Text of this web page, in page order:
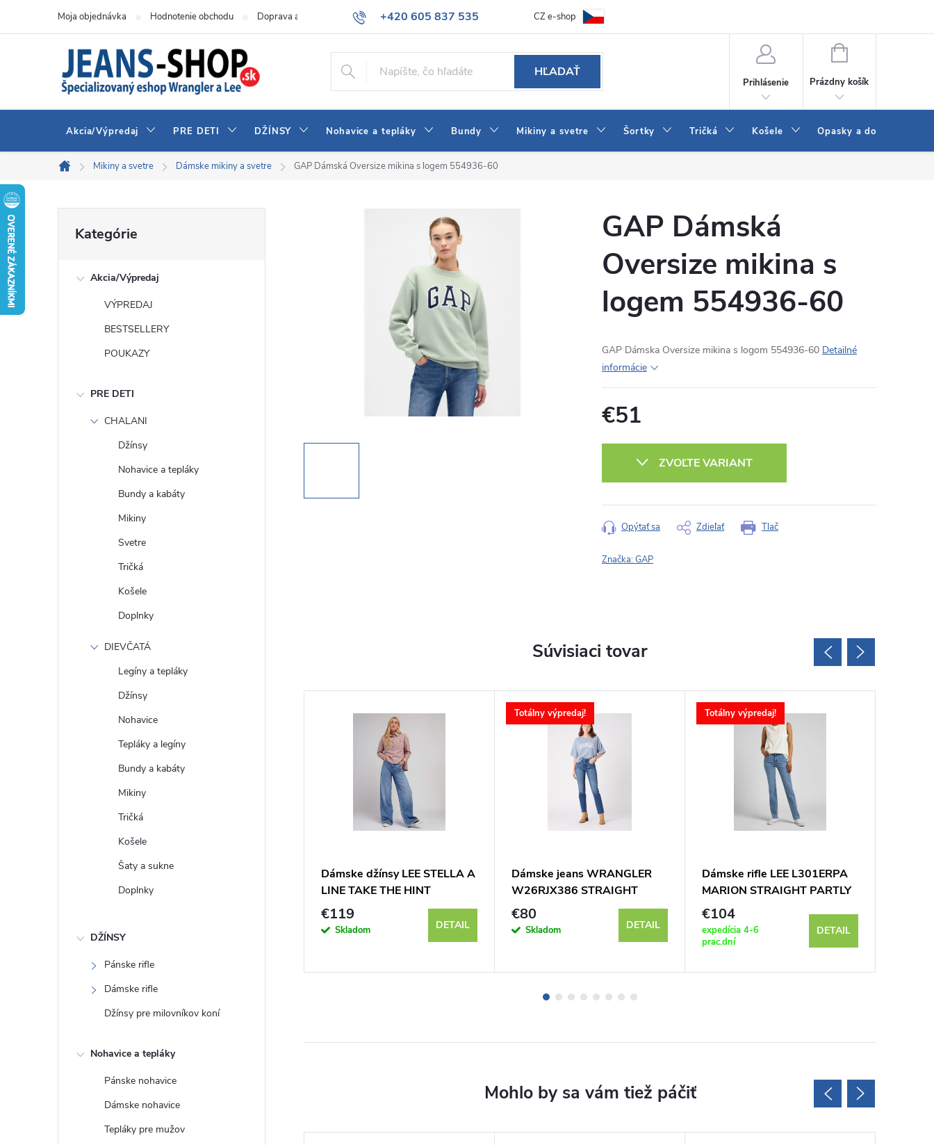
+420 605 837 535
info@jeans-shop.sk
Moja objednávka Hodnotenie obchodu Doprava a platba Všeobecné obchodné podmienky Ako vybrať džínsy Wrangler a LEE
CZ e-shop
HĽADAŤ
Prihlásenie
NÁKUPNÝ
Prázdny košík
Akcia/Výpredaj PRE DETI DŽÍNSY Nohavice a tepláky Bundy Mikiny a svetre Šortky Tričká Košele Opasky a doplnky
Domov
Mikiny a svetre Dámske mikiny a svetre GAP Dámská Oversize mikina s logem 554936-60
kategórie
Kategórie
Akcia/Výpredaj
VÝPREDAJ
BESTSELLERY
POUKAZY
PRE DETI
CHALANI
Džínsy
Nohavice a tepláky
Bundy a kabáty
Mikiny
Svetre
Tričká
Košele
Doplnky
DIEVČATÁ
Legíny a tepláky
Džínsy
Nohavice
Tepláky a legíny
Bundy a kabáty
Mikiny
Tričká
Košele
Šaty a sukne
Doplnky
DŽÍNSY
Pánske rifle
Dámske rifle
Džínsy pre milovníkov koní
Nohavice a tepláky
Pánske nohavice
Dámske nohavice
Tepláky pre mužov
GAP Dámská
Oversize mikina s
logem 554936-60
GAP Dámska Oversize mikina s logom 554936-60 Detailné
informácie
€51
ZVOĽTE VARIANT
Tlač
Opýtať sa Zdieľať
Značka:GAP
Súvisiaci tovar
Dámske jeans LEE BREESE
BOOT AZURE WAVE
Dámske džínsy LEE STELLA A
LINE TAKE THE HINT
112346641
€119
Skladom DETAIL
Totálny výpredaj!
Dámske jeans WRANGLER
W26RJX386 STRAIGHT
AIRBLUE
€80
Skladom DETAIL
Totálny výpredaj!
Dámske rifle LEE L301ERPA
MARION STRAIGHT PARTLY
CLOUDY
€104
expedícia 4-6
prac.dní
DETAIL